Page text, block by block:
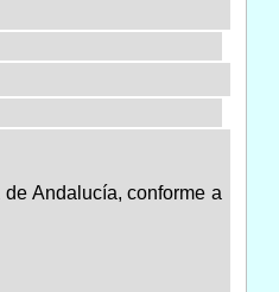
Andalucía, conforme a